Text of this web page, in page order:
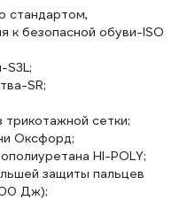
стандартом,
к безопасной обуви-ISO
S3L;
SR;
трикотажной сетки;
Оксфорд;
HI-POLY;
защиты пальцев
Дж);